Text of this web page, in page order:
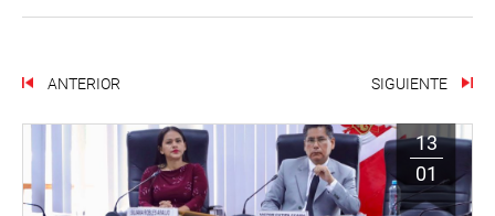
ANTERIOR SIGUIENTE
13
01